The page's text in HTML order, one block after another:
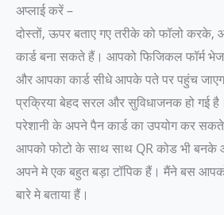
अप्लाई करें –
दोस्तों, ऊपर बताए गए तरीके को फॉलो
कार्ड बना सकते हैं। आपको फिजिकल फॉर्म
और आपका कार्ड सीधे आपके पते पर पहुंच
प्रक्रिया बेहद सरल और सुविधाजनक हो गई
परेशानी के अपने पैन कार्ड का उपयोग कर
आपको फोटो के साथ साथ QR कोड भी बनके
अपने मे एक बहुत बड़ा टॉपिक हैं। मैंने बस
बारे मे बताया हैं।